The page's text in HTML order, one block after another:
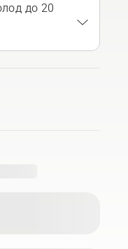
до 20